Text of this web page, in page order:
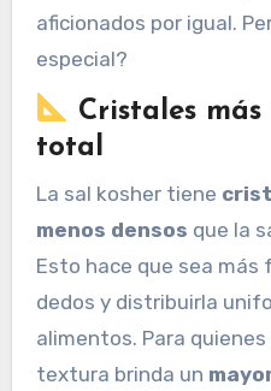
aficionados por igual.
especial?
Cristales
total
La sal kosher tiene
menos densos que la
Esto hace que sea más
dedos y distribuirla
alimentos. Para quienes
textura brinda un